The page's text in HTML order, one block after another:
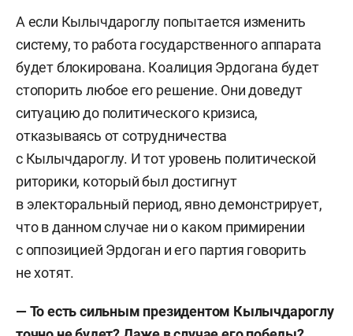
А если Кылычдароглу попытается изменить
систему, то работа государственного аппарата
будет блокирована. Коалиция Эрдогана будет
стопорить любое его решение. Они доведут
ситуацию до политического кризиса,
отказываясь от сотрудничества
с Кылычдароглу. И тот уровень политической
риторики, который был достигнут
в электоральный период, явно демонстрирует,
что в данном случае ни о каком примирении
с оппозицией Эрдоган и его партия говорить
не хотят.
— То есть сильным президентом Кылычдароглу